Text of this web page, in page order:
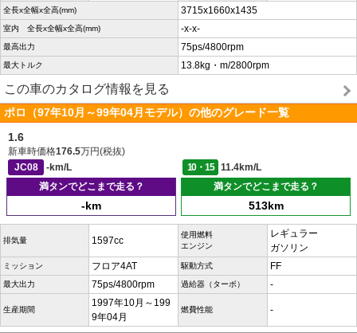
全長x全幅x全高(mm) 3715x1660x1435
室内 全長x全幅x全高(mm) -x-x-
最高出力 75ps/4800rpm
最大トルク 13.8kg・m/2800rpm
この車のカタログ情報を見る
ポロ（97年10月～99年04月モデル）の他のグレード一覧
1.6
新車時価格176.5万円(税抜)
JC08
-km/L 10・15
11.4km/L
満タンでどこまで走る？
-km
満タンでどこまで走る？
513km
排気量 1597cc
使用燃料
エンジン
レギュラー
ガソリン
ミッション フロア4AT 駆動方式 FF
最大出力 75ps/4800rpm 過給器（ターボ） -
生産期間
1997年10月～199
9年04月
燃費性能 -